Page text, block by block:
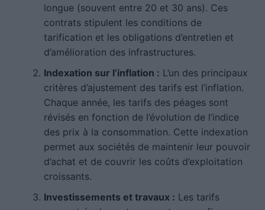
longue (souvent entre 20 et 30 ans). Ces
contrats stipulent les conditions de
tarification et les obligations d’entretien et
d’amélioration des infrastructures.
Indexation sur l’inflation : L’un des principaux
critères d’ajustement des tarifs est l’inflation.
Chaque année, les tarifs des péages sont
révisés en fonction de l’évolution de l’indice
des prix à la consommation. Cette indexation
permet aux sociétés de maintenir leur pouvoir
d’achat et de couvrir les coûts d’exploitation
croissants.
Investissements et travaux : Les tarifs